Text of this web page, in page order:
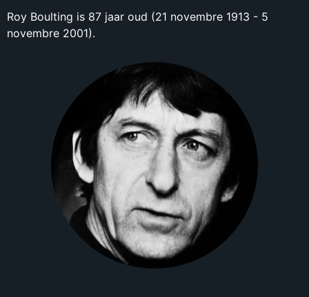
Roy Boulting is 87 jaar oud (21 novembre 1913 - 5
novembre 2001).